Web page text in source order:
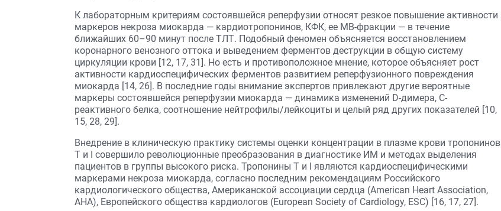
К лабораторным критериям состоявшейся реперфузии относят резкое повышение активности
маркеров некроза миокарда — кардиотропонинов, КФК, ее МВ-фракции — в течение
ближайших 60–90 минут после ТЛТ. Подобный феномен объясняется восстановлением
коронарного венозного оттока и выведением ферментов деструкции в общую систему
циркуляции крови [12, 17, 31]. Но есть и противоположное мнение, которое объясняет рост
активности кардиоспецифических ферментов развитием реперфузионного повреждения
миокарда [14, 26]. В последние годы внимание экспертов привлекают другие вероятные
маркеры состоявшейся реперфузии миокарда — динамика изменений D-димера, С-
реактивного белка, соотношение нейтрофилы/лейкоциты и целый ряд других показателей [10,
15, 28, 29].
Внедрение в клиническую практику системы оценки концентрации в плазме крови тропонинов
T и I совершило революционные преобразования в диагностике ИМ и методах выделения
пациентов в группы высокого риска. Тропонины T и I являются кардиоспецифическими
маркерами некроза миокарда, согласно последним рекомендациям Российского
кардиологического общества, Американской ассоциации сердца (American Heart Association,
AHA), Европейского общества кардиологов (European Society of Cardiology, ESC) [16, 17, 27].